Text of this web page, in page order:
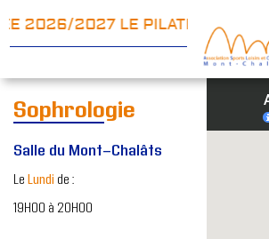
2026/2027 LE PILATES SUR
Sophrologie
Salle du Mont-Chalâts
Le Lundi de :
19H00 à 20H00